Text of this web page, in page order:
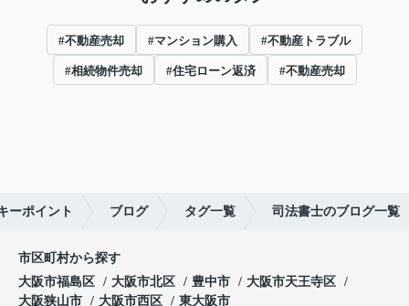
#不動産売却 #マンション購入 #不動産トラブル
#相続物件売却 #住宅ローン返済 #不動産売却
ーポイント ブログ タグ一覧 司法書士のブログ一覧
市区町村から探す
大阪市福島区
大阪市北区 豊中市
大阪市天王寺区
大阪狭山市
大阪市西区 東大阪市